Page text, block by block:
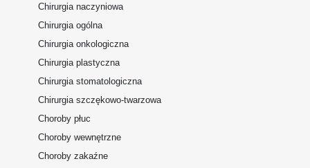
Chirurgia naczyniowa
Chirurgia ogólna
Chirurgia onkologiczna
Chirurgia plastyczna
Chirurgia stomatologiczna
Chirurgia szczękowo-twarzowa
Choroby płuc
Choroby wewnętrzne
Choroby zakaźne